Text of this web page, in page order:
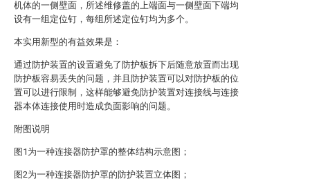
机体的一侧壁面，所述维修盖的上端面与一侧壁面下端均
设有一组定位钉，每组所述定位钉均为多个。
本实用新型的有益效果是：
通过防护装置的设置避免了防护板拆下后随意放置而出现
防护板容易丢失的问题，并且防护装置可以对防护板的位
置可以进行限制，这样能够避免防护装置对连接线与连接
器本体连接使用时造成负面影响的问题。
附图说明
图1为一种连接器防护罩的整体结构示意图；
图2为一种连接器防护罩的防护装置立体图；